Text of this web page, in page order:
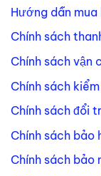
Hướng dẫn mua
Chính sách
Chính sách vận
Chính sách
Chính sách đổi
Chính sách bảo
Chính sách bảo